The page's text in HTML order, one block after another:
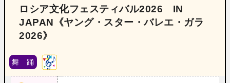
ロシア文化フェスティバル2026 IN
JAPAN《ヤング・スター・バレエ・ガラ
2026》
舞 踊